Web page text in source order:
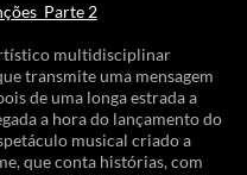
2
multidisciplinar
transmite uma mensagem
de uma longa estrada a
a hora do lançamento do
musical criado a
que conta histórias, com